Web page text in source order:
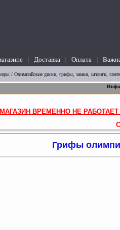
Доставка Оплата
/ Олимпийские диски, грифы, замки, штанги,
ВРЕМЕННО НЕ
Грифы